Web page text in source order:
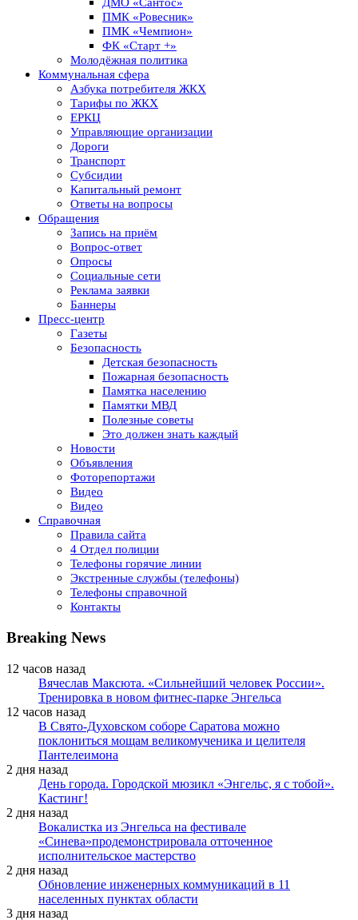
ДМО «Сантос»
ПМК «Ровесник»
ПМК «Чемпион»
ФК «Старт +»
Молодёжная политика
Коммунальная сфера
Азбука потребителя ЖКХ
Тарифы по ЖКХ
ЕРКЦ
Управляющие организации
Дороги
Транспорт
Субсидии
Капитальный ремонт
Ответы на вопросы
Обращения
Запись на приём
Вопрос-ответ
Опросы
Социальные сети
Реклама заявки
Баннеры
Пресс-центр
Газеты
Безопасность
Детская безопасность
Пожарная безопасность
Памятка населению
Памятки МВД
Полезные советы
Это должен знать каждый
Новости
Объявления
Фоторепортажи
Видео
Видео
Справочная
Правила сайта
4 Отдел полиции
Телефоны горячие линии
Экстренные службы (телефоны)
Телефоны справочной
Контакты
Breaking News
12 часов назад
Вячеслав Максюта. «Сильнейший человек России».
Тренировка в новом фитнес-парке Энгельса
12 часов назад
В Свято-Духовском соборе Саратова можно
поклониться мощам великомученика и целителя
Пантелеимона
2 дня назад
День города. Городской мюзикл «Энгельс, я с тобой».
Кастинг!
2 дня назад
Вокалистка из Энгельса на фестивале
«Синева»продемонстрировала отточенное
исполнительское мастерство
2 дня назад
Обновление инженерных коммуникаций в 11
населенных пунктах области
3 дня назад